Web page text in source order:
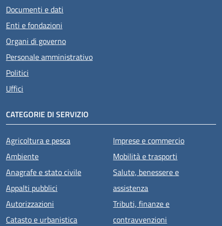
Documenti e dati
Enti e fondazioni
Organi di governo
Personale amministrativo
Politici
Uffici
CATEGORIE DI SERVIZIO
Agricoltura e pesca
Ambiente
Anagrafe e stato civile
Appalti pubblici
Autorizzazioni
Catasto e urbanistica
Imprese e commercio
Mobilità e trasporti
Salute, benessere e
assistenza
Tributi, finanze e
contravvenzioni